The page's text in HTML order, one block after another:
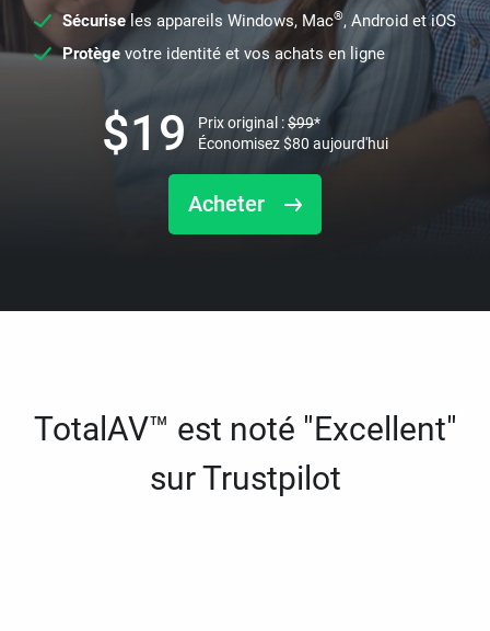
Sécuriseles appareils Windows, Mac®, Android et iOS
Protège votre identité et vos achats en ligne
Acheter
$19 Prix original :$99*
Économisez$80 aujourd'hui
TotalAV™ est noté "Excellent"
sur Trustpilot